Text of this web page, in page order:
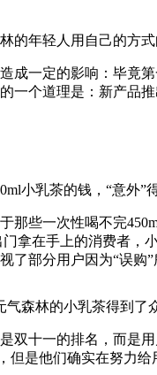
年轻人用自己的方式
一定的影响：毕竟
个道理是：新产品推
乳茶的钱，“意外”
一次性喝不完
拿在手上的消费者
部分用户因为“误购
林的小乳茶得到了
一的排名，而是
是他们确实在努力